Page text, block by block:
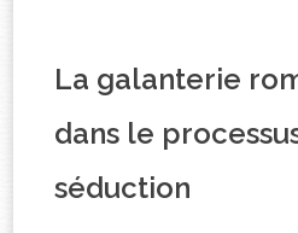
La galanterie
dans le
séduction